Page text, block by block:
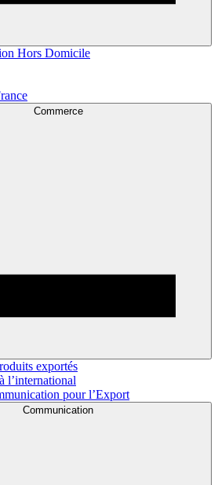
Hors Domicile
Commerce
exportés
l’international
pour l’Export
Communication